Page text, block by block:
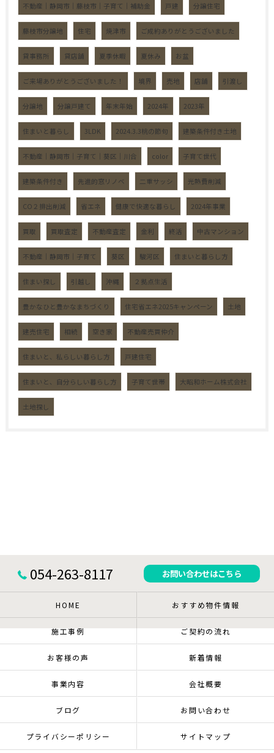
不動産｜静岡市｜藤枝市｜子育て｜補助金 戸建 分譲住宅
藤枝市分譲地 住宅 焼津市 ご成約ありがとうございました
貸事務所 貸店舗 夏季休暇 夏休み お盆
ご来場ありがとうございました！ 境界 売地 店舗 引渡し
分譲地 分譲戸建て 年末年始 2024年 2023年
住まいと暮らし 3LDK 2024.3.3桃の節句 建築条件付き土地
不動産｜静岡市｜子育て｜葵区｜川合 color 子育て世代
建築条件付き 先進的窓リノベ 二重サッシ 光熱費削減
CO２排出削減 省エネ 健康で快適な暮らし 2024年事業
買取 買取査定 不動産査定 金利 終活 中古マンション
不動産｜静岡市｜子育て 葵区 駿河区 住まいと暮らし方
住まい探し 引越し 沖縄 ２拠点生活
豊かなひと豊かなまちづくり 住宅省エネ2025キャンペーン 土地
建売住宅 相続 空き家 不動産売買仲介
住まいと、私らしい暮らし方 戸建住宅
住まいと、自分らしい暮らし方 子育て世帯 大昭和ホーム株式会社
土地探し
054-263-8117 お問い合わせはこちら
HOME おすすめ物件情報
施工事例 ご契約の流れ
お客様の声 新着情報
事業内容 会社概要
ブログ お問い合わせ
プライバシーポリシー サイトマップ